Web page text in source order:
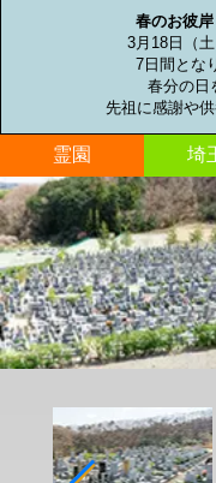
春のお彼岸
3月18日（
7日間とな
春分の日
先祖に感謝や
霊園 埼